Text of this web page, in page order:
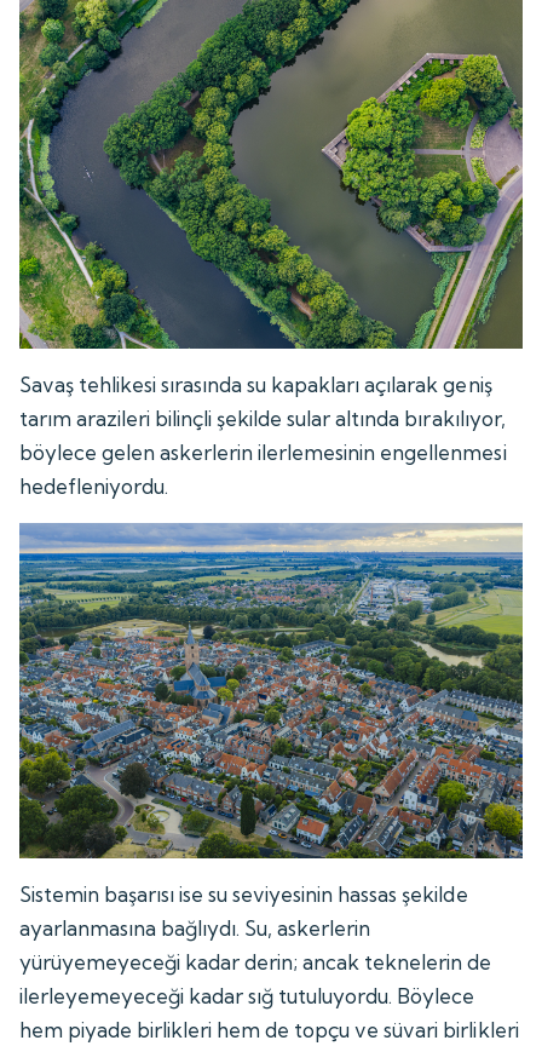
Savaş tehlikesi sırasında su kapakları açılarak geniş
tarım arazileri bilinçli şekilde sular altında bırakılıyor,
böylece gelen askerlerin ilerlemesinin engellenmesi
hedefleniyordu.
Sistemin başarısı ise su seviyesinin hassas şekilde
ayarlanmasına bağlıydı. Su, askerlerin
yürüyemeyeceği kadar derin; ancak teknelerin de
ilerleyemeyeceği kadar sığ tutuluyordu. Böylece
hem piyade birlikleri hem de topçu ve süvari birlikleri